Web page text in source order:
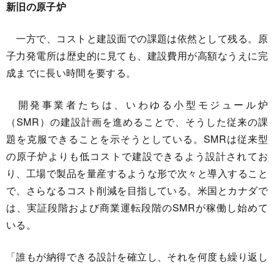
新旧の原子炉
一方で、コストと建設面での課題は依然として残る。原
子力発電所は歴史的に見ても、建設費用が高額なうえに完
成までに長い時間を要する。
開発事業者たちは、いわゆる小型モジュール炉
（SMR）の建設計画を進めることで、そうした従来の課
題を克服できることを示そうとしている。SMRは従来型
の原子炉よりも低コストで建設できるよう設計されてお
り、工場で製品を量産するような形で次々と導入すること
で、さらなるコスト削減を目指している。米国とカナダで
は、実証段階および商業運転段階のSMRが稼働し始めて
いる。
「誰もが納得できる設計を確立し、それを何度も繰り返し